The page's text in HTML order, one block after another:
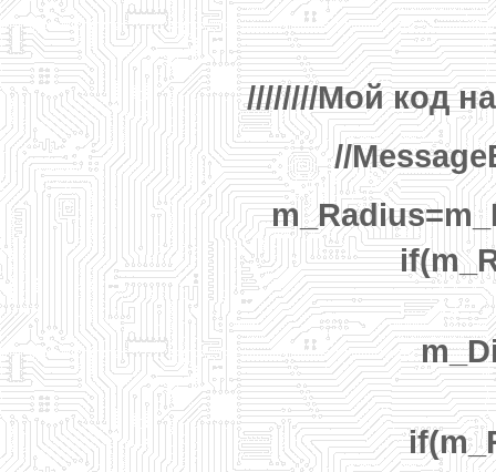
////////Мой код
//